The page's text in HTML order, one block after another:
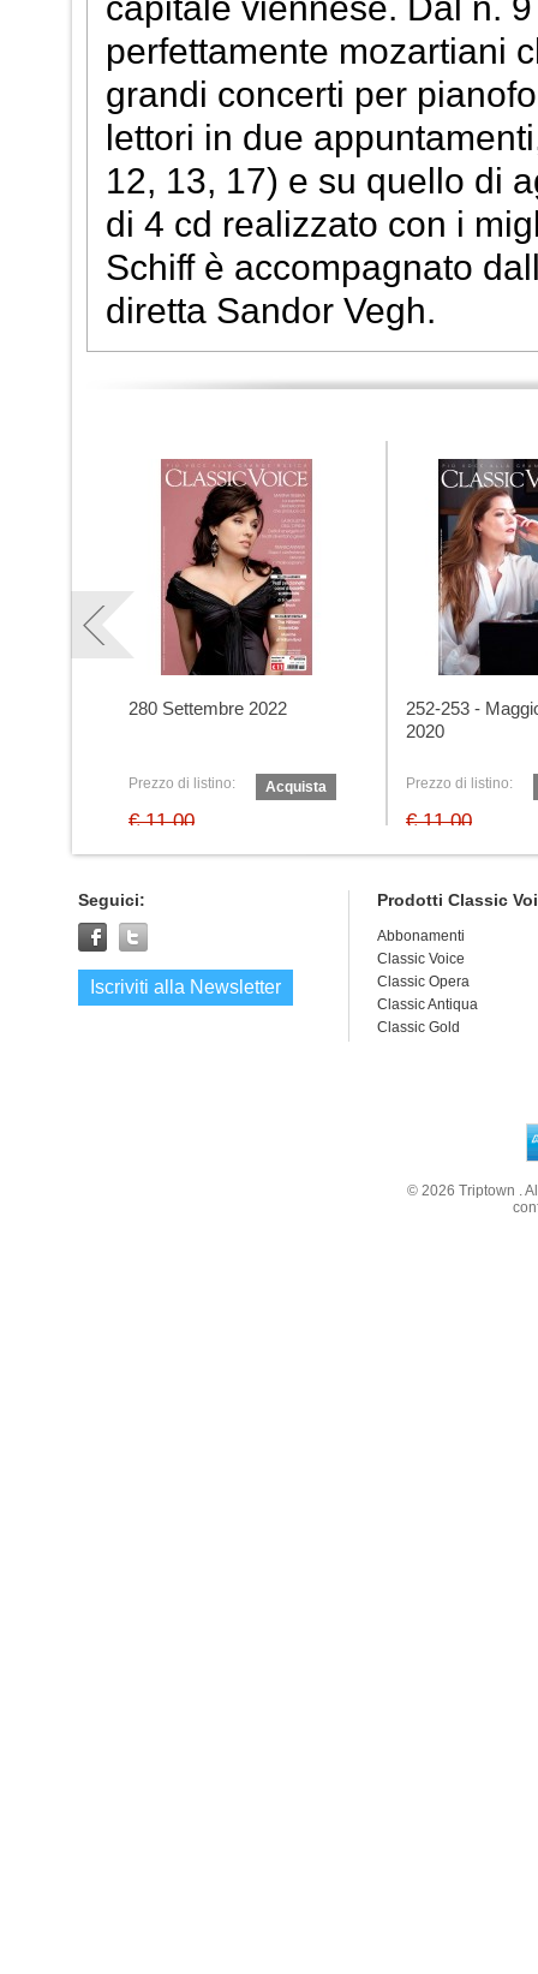
perfettamente mozartiani
grandi concerti per
lettori in due
12, 13, 17) e su quello di
di 4 cd realizzato con i
Schiff è accompagnato
diretta Sandor Vegh.
280 Settembre 2022
Prezzo di listino:
€ 11,00
Prezzo speciale:
€ 10,00
Acquista
252-253 -
2020
Prezzo di listino:
€ 11,00
Prezzo speciale:
€ 10,00
Seguici:
Iscriviti alla Newsletter
Prodotti Classic
Abbonamenti
Classic Voice
Classic Opera
Classic Antiqua
Classic Gold
© 2026Triptown .